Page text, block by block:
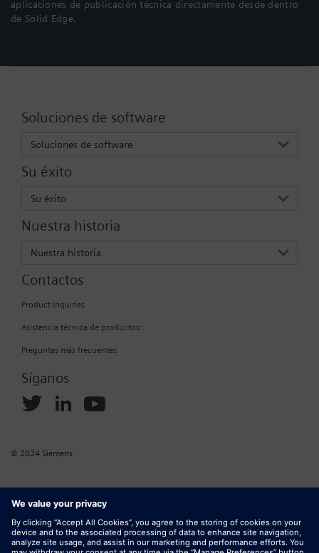
aplicaciones de publicación técnica directamente desde dentro
de Solid Edge.
Soluciones de software
Soluciones de software
Su éxito
Su éxito
Nuestra historia
Nuestra historia
Contactos
Product Inquiries
Asistencia técnica de productos:
Preguntas más frecuentes
Síganos
© 2024 Siemens
Información corporativa Política sobre cookies
Política de confidencialidad Condiciones de uso